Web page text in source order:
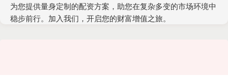
为您提供量身定制的配资方案，助您在复杂多变的市场环境中
稳步前行。加入我们，开启您的财富增值之旅。